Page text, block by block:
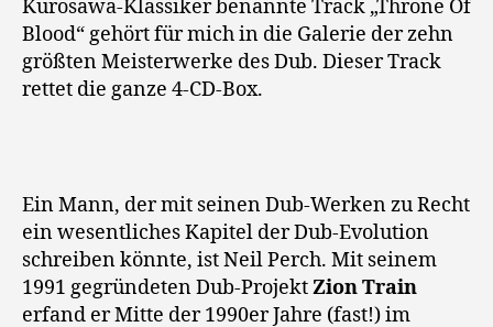
Kurosawa-Klassiker benannte Track „Throne Of
Blood“ gehört für mich in die Galerie der zehn
größten Meisterwerke des Dub. Dieser Track
rettet die ganze 4-CD-Box.
Ein Mann, der mit seinen Dub-Werken zu Recht
ein wesentliches Kapitel der Dub-Evolution
schreiben könnte, ist Neil Perch. Mit seinem
1991 gegründeten Dub-ProjektZion Train
erfand er Mitte der 1990er Jahre (fast!) im